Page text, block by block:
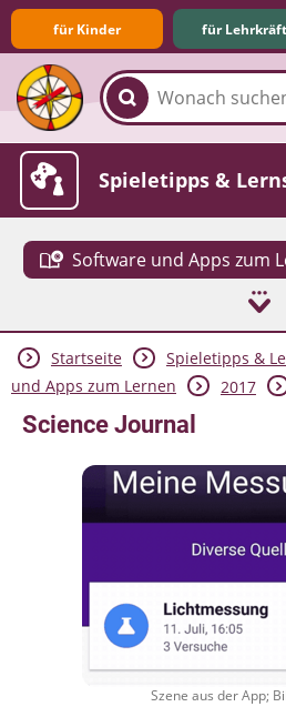
für Kinder für
Familie & Medien
Spieletipps &
Software und Apps zum
Die Jüngsten im
Lexikon
Aktuelles
Startseite Spieletipps &
und Apps zum Lernen
2017
Science Journal
Szene aus der App;